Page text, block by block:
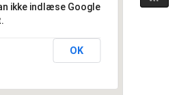
ikke indlæse Google
OK